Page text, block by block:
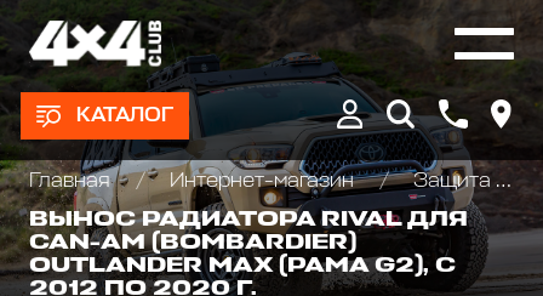
КАТАЛОГ
Главная Интернет-магазин
Защита и аксессуары для квадроциклов ATV
ВЫНОС РАДИАТОРА RIVAL ДЛЯ
CAN-AM (BOMBARDIER)
OUTLANDER MAX (РАМА G2), С
2012 ПО 2020 Г.